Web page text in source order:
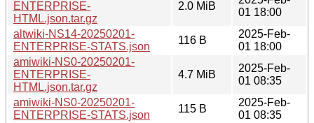
ENTERPRISE-
HTML.json.tar.gz
2.0 MiB
01 18:00
altwiki-NS14-20250201-
ENTERPRISE-STATS.json
116 B
2025-Feb-
01 18:00
amiwiki-NS0-20250201-
ENTERPRISE-
HTML.json.tar.gz
4.7 MiB
2025-Feb-
01 08:35
amiwiki-NS0-20250201-
ENTERPRISE-STATS.json
115 B
2025-Feb-
01 08:35